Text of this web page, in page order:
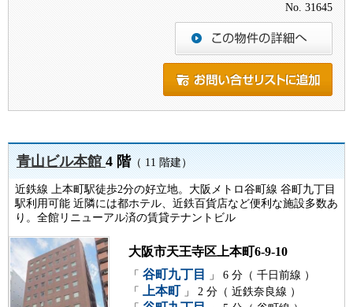
No. 31645
青山ビル本館4 階（ 11 階建）
近鉄線 上本町駅徒歩2分の好立地。大阪メトロ谷町線 谷町九丁目
駅利用可能 近隣には都ホテル、近鉄百貨店など便利な施設多数あ
り。全館リニューアル済の賃貸テナントビル
大阪市天王寺区上本町6-9-10
「 谷町九丁目
」 6 分（ 千日前線 ）
「
上本町 」 2 分（ 近鉄奈良線 ）